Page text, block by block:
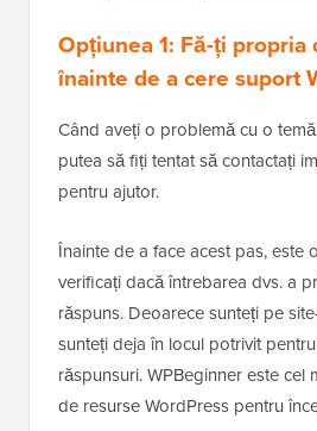
Opțiunea 1: Fă-ți propria
înainte de a cere suport
Când aveți o problemă cu o
putea să fiți tentat să contactați
pentru ajutor.
Înainte de a face acest pas, este
verificați dacă întrebarea dvs. a
răspuns. Deoarece sunteți pe
sunteți deja în locul potrivit
răspunsuri. WPBeginner este cel
de resurse WordPress pentru